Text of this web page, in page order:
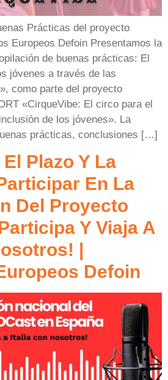
Prácticas del proyecto
Europeos Defoin Presentamos la
de buenas prácticas: El
jóvenes a través de las
como parte del proyecto
«CirqueVibe: El circo para el
de los jóvenes». La
prácticas, conclusiones […]
Plazo Y La
En La
Del Proyecto
Y Viaja A
|
Defoin